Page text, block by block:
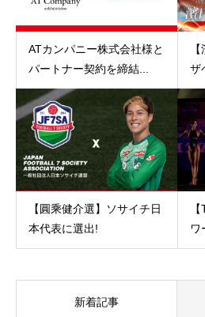
ATカンパニー株式会社様と
パートナー契約を締結...
ザ
【圓乘健介選】ソサイチ日
本代表に選出!
ワ
新着記事